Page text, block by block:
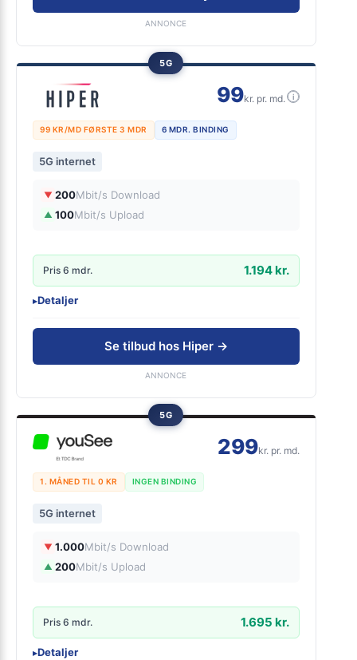
ANNONCE
5G
99kr. pr. md. i
99 KR/MD FØRSTE 3 MDR 6 MDR. BINDING
5G internet
▼ 200Mbit/s Download
▲ 100Mbit/s Upload
Pris 6 mdr. 1.194 kr.
▸Detaljer
Se tilbud hos Hiper →
ANNONCE
5G
299kr. pr. md.
1. MÅNED TIL 0 KR INGEN BINDING
5G internet
▼ 1.000Mbit/s Download
▲ 200Mbit/s Upload
Pris 6 mdr. 1.695 kr.
▸Detaljer